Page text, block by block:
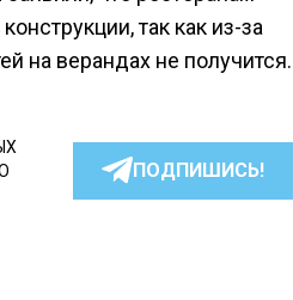
так как из-за
на верандах не получится.
ПОДПИШИСЬ!